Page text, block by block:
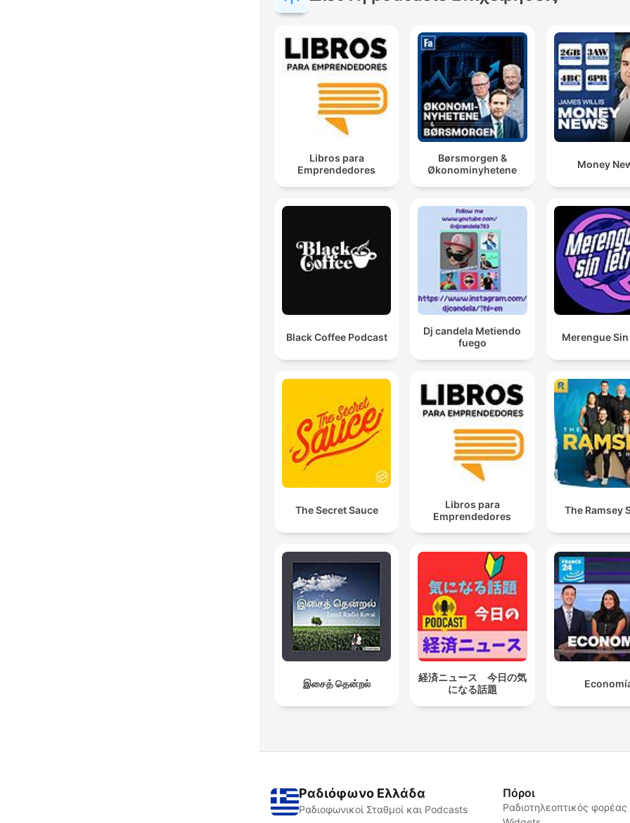
Libros para
Emprendedores
Børsmorgen &
Økonominyhetene
Money
Black Coffee Podcast
Dj candela Metiendo
fuego
Merengue
The Secret Sauce
Libros para
Emprendedores
The Ramsey
இசைத் தென்றல்
経済ニュース 今日の気
になる話題
Ραδιόφωνο Ελλάδα
Ραδιοφωνικοί Σταθμοί και Podcasts
Πόροι
Ραδιοτηλεοπτικός φορέας